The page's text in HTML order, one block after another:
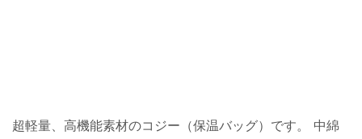
超軽量、高機能素材のコジー（保温バッグ）です。 中綿